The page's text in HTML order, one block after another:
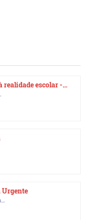
realidade escolar -…